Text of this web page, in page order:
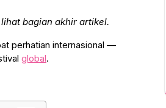
bagian akhir artikel.
perhatian internasional —
global.